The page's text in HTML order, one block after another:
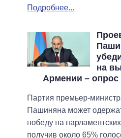
Подробнее...
на
Армении – опрос
Партия премьер-
Пашиняна может
победу на
получив около 65%